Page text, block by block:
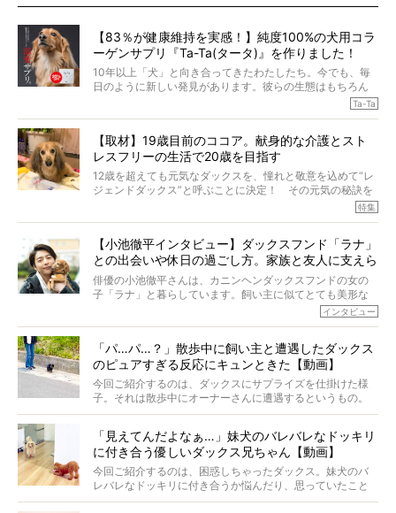
【83％が健康維持を実感！】純度100%の犬用コラ
ーゲンサプリ『Ta-Ta(タータ)』を作りました！
10年以上「犬」と向き合ってきたわたしたち。今でも、毎
日のように新しい発見があります。彼らの生態はもちろん
のこと、「食事」に関することも同じです。昔の犬は25年
代の犬の食事は“ある重要な栄養”が不足しがちになっている
というのです。
それを効率よくおぎなってくれるのが、コラーゲン！ そ
こでわたしたちは、純度100%の犬用コラーゲンサプリ
『Ta-Ta(タータ)』を作りました！
愛犬家の83％が「健康維持を実感した」と評判のTa-Ta(タ
か届きますように。
Ta-Ta
【取材】19歳目前のココア。献身的な介護とスト
レスフリーの生活で20歳を目指す
12歳を超えても元気なダックスを、憧れと敬意を込めて“レ
ジェンドダックス”と呼ぶことに決定！ その元気の秘訣を
オーナーさんに伺うのが、特集『レジェンドダックスの肖
く」というオーナーさんのポリシーのもと、甘やかさずに
育てられ、18歳になるまで定期検査すらしたことがなかっ
たというココアくん。果たしてその長生きの秘訣とは。
特集
【小池徹平インタビュー】ダックスフンド「ラナ」
との出会いや休日の過ごし方。家族と友人に支えら
れてー
俳優の小池徹平さんは、カニンヘンダックスフンドの女の
子「ラナ」と暮らしています。飼い主に似てとても美形な
ラナは、現在８才。小池さんのインスタグラムでは、ラナ
ケメンから愛されているラナは、去年の誕生日に小池さん
からプレゼントしてもらったハーネスをつけて撮影に参加
してくれました。
インタビュー
「パ…パ…？」散歩中に飼い主と遭遇したダックス
のピュアすぎる反応にキュンときた【動画】
今回ご紹介するのは、ダックスにサプライズを仕掛けた様
子。それは散歩中にオーナーさんに遭遇するというもの。
戸惑って歩きを止めたり、すぐに気付いて追いかけたり、
「見えてんだよなぁ…」妹犬のバレバレなドッキリ
に付き合う優しいダックス兄ちゃん【動画】
今回ご紹介するのは、困惑しちゃったダックス。妹犬のバ
レバレなドッキリに付き合うか悩んだり、思っていたこと
と違う事態に陥ったり。そんなお悩み全開なダックスの様